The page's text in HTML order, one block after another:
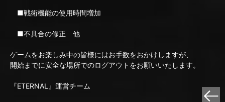
■戦術機能の使用時間増加
■不具合の修正 他
ゲームをお楽しみ中の皆様にはお手数をおかけしますが、
開始までに安全な場所でのログアウトをお願いいたします。
『ETERNAL』運営チーム